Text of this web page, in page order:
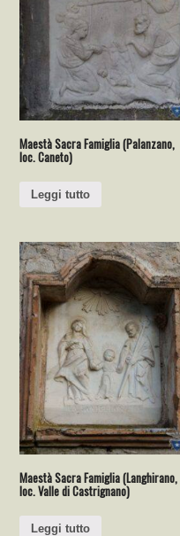
Maestà Sacra Famiglia (Palanzano,
loc. Caneto)
Leggi tutto
Maestà Sacra Famiglia (Langhirano,
loc. Valle di Castrignano)
Leggi tutto